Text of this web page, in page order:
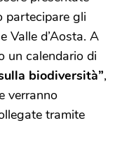
partecipare gli
Valle d’Aosta. A
un calendario di
biodiversità”,
verranno
tramite